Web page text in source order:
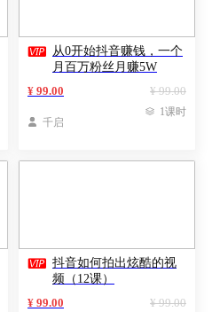
 从0开始抖音赚钱，一个
月百万粉丝月赚5W
¥ 99.00
¥ 99.00
 千启
 1课时
 抖音如何拍出炫酷的视
频（12课）
¥ 99.00
¥ 99.00